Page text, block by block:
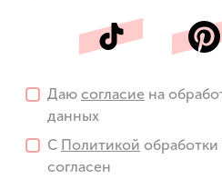
Даю согласие на
данных
С Политикой
согласен